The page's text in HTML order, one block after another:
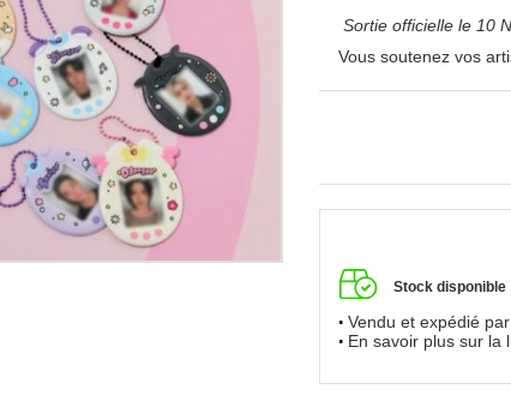
Sortie officielle le 10
Vous soutenez vos
Stock disponible
Vendu et expédié par
En savoir plus sur la